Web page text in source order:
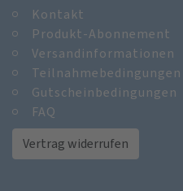
Kontakt
Produkt-Abonnement
Versandinformationen
Gutscheinbedingungen
FAQ
Vertrag widerrufen